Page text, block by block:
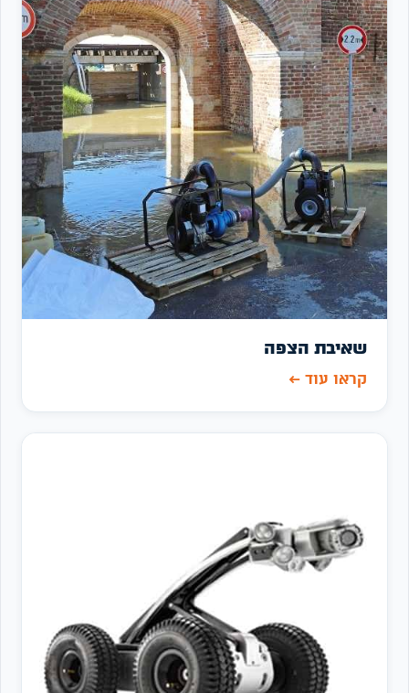
שאיבת הצפה
קראו עוד←